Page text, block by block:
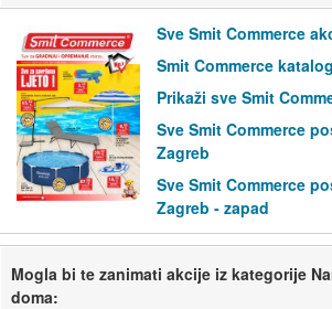
Sve Smit Commerce
Smit Commerce katalog
Prikaži sve Smit
Sve Smit Commerce
Zagreb
Sve Smit Commerce
Zagreb - zapad
Mogla bi te zanimati akcije iz kategorije
doma: